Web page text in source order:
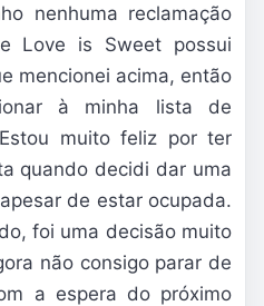
nenhuma reclamação
Love is Sweet possui
mencionei acima, então
à minha lista de
muito feliz por ter
quando decidi dar uma
de estar ocupada.
foi uma decisão muito
não consigo parar de
a espera do próximo